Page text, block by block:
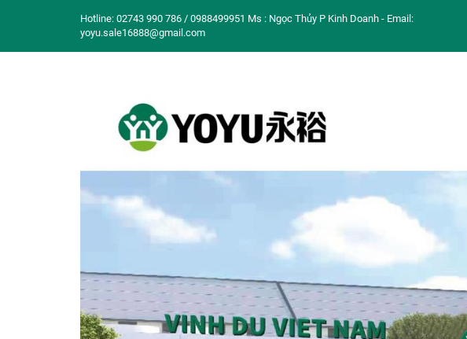
Hotline: 02743 990 786 / 0988499951 Ms : Ngọc Thủy P Kinh Doanh - Email:
yoyu.sale16888@gmail.com